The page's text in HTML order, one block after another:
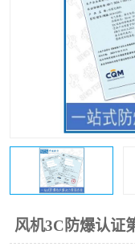
风机3C防爆认证
防爆资质证书
防爆电气检测机构